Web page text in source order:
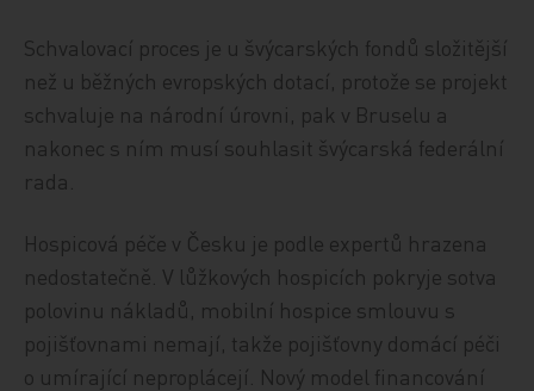
Schvalovací proces je u švýcarských fondů složitější
než u běžných evropských dotací, protože se projekt
schvaluje na národní úrovni, pak v Bruselu a
nakonec s ním musí souhlasit švýcarská federální
rada.
Hospicová péče v Česku je podle expertů hrazena
nedostatečně. V lůžkových hospicích pokryje sotva
polovinu nákladů, mobilní hospice smlouvu s
pojišťovnami nemají, takže pojišťovny domácí péči
o umírající neproplácejí. Nový model financování